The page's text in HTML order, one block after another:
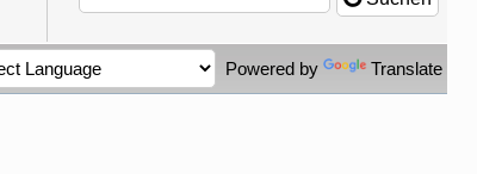
Powered by Translate